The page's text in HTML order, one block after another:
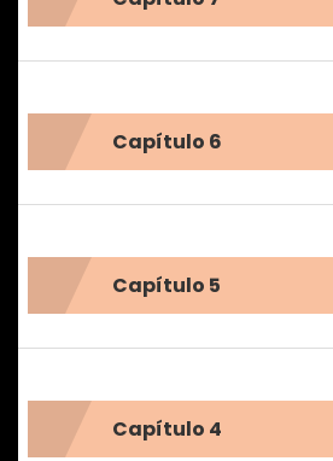
Capítulo 6
Capítulo 5
Capítulo 4